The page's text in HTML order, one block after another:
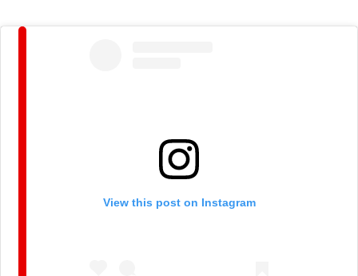
View this post on Instagram